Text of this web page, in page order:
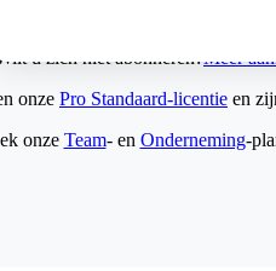
u zich niet abonneren?Meer
onze Pro Standaard-licentie en
onze Team- en Onderneming-